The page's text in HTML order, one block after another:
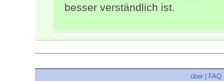
besser verständlich ist.
über FAQ